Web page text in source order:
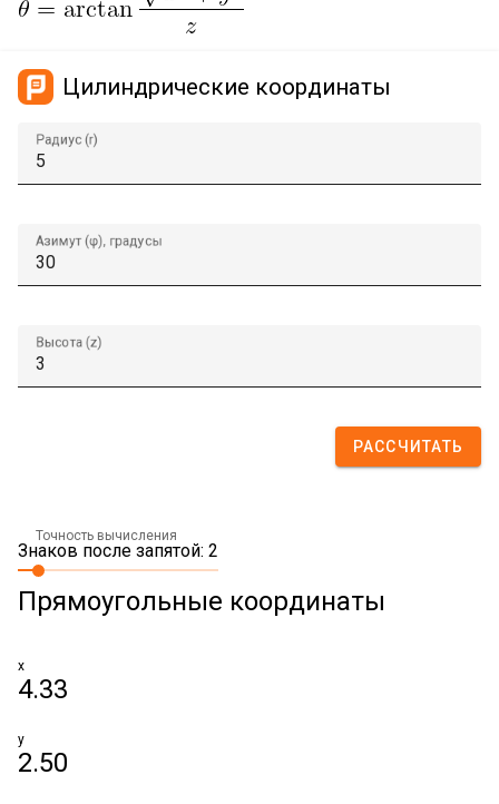
Цилиндрические координаты
Радиус (r)
Азимут (φ), градусы
Высота (z)
РАССЧИТАТЬ
Точность вычисления
Знаков после запятой: 2
Прямоугольные координаты
x
4.33
y
2.50